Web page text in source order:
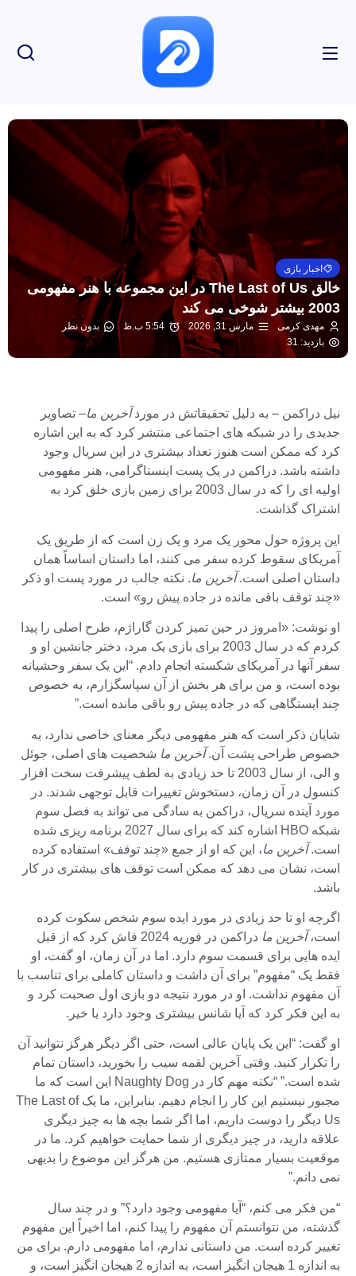
اخبار بازی
خالق The Last of Us در این مجموعه با هنر مفهومی
2003 بیشتر شوخی می کند
مهدی کرمی مارس 31, 2026 5:54 ب.ظ
بدون نظر
بازدید: 31
نیل دراکمن – به دلیل تحقیقاتش در موردآخرین ما– تصاویر
جدیدی را در شبکه های اجتماعی منتشر کرد که به این اشاره
کرد که ممکن است هنوز تعداد بیشتری در این سریال وجود
داشته باشد. دراکمن در یک پست اینستاگرامی، هنر مفهومی
اولیه ای را که در سال 2003 برای زمین بازی خلق کرد به
اشتراک گذاشت.
این پروژه حول محور یک مرد و یک زن است که از طریق یک
آمریکای سقوط کرده سفر می کنند، اما داستان اساساً همان
داستان اصلی است.آخرین ما. نکته جالب در مورد پست او ذکر
«چند توقف باقی مانده در جاده پیش رو» است.
او نوشت: «امروز در حین تمیز کردن گاراژم، طرح اصلی را پیدا
کردم که در سال 2003 برای بازی یک مرد، دختر جانشین او و
سفر آنها در آمریکای شکسته انجام دادم. “این یک سفر وحشیانه
بوده است، و من برای هر بخش از آن سپاسگزارم، به خصوص
چند ایستگاهی که در جاده پیش رو باقی مانده است.”
شایان ذکر است که هنر مفهومی دیگر معنای خاصی ندارد، به
خصوص طراحی پشت آن.آخرین ما شخصیت های اصلی، جوئل
و الی، از سال 2003 تا حد زیادی به لطف پیشرفت سخت افزار
کنسول در آن زمان، دستخوش تغییرات قابل توجهی شدند. در
مورد آینده سریال، دراکمن به سادگی می تواند به فصل سوم
شبکه HBO اشاره کند که برای سال 2027 برنامه ریزی شده
است.آخرین ما، این که او از جمع «چند توقف» استفاده کرده
است، نشان می دهد که ممکن است توقف های بیشتری در کار
باشد.
اگرچه او تا حد زیادی در مورد ایده سوم شخص سکوت کرده
است،آخرین ما
دراکمن در فوریه 2024 فاش کرد که از قبل
ایده هایی برای قسمت سوم دارد. اما در آن زمان، او گفت، او
فقط یک “مفهوم” برای آن داشت و داستان کاملی برای تناسب با
آن مفهوم نداشت. او در مورد نتیجه دو بازی اول صحبت کرد و
به این فکر کرد که آیا شانس بیشتری وجود دارد یا خیر.
او گفت: “این یک پایان عالی است، حتی اگر دیگر هرگز نتوانید آن
را تکرار کنید. وقتی آخرین لقمه سیب را بخورید، داستان تمام
شده است.” “نکته مهم کار در Naughty Dog این است که ما
مجبور نیستیم این کار را انجام دهیم. بنابراین، ما یک The Last of
Us دیگر را دوست داریم، اما اگر شما بچه ها به چیز دیگری
علاقه دارید، در چیز دیگری از شما حمایت خواهیم کرد. ما در
موقعیت بسیار ممتازی هستیم. من هرگز این موضوع را بدیهی
نمی دانم.”
“من فکر می کنم، “آیا مفهومی وجود دارد؟” و در چند سال
گذشته، من نتوانستم آن مفهوم را پیدا کنم، اما اخیراً این مفهوم
تغییر کرده است. من داستانی ندارم، اما مفهومی دارم. برای من
به اندازه 1 هیجان انگیز است، به اندازه 2 هیجان انگیز است، و